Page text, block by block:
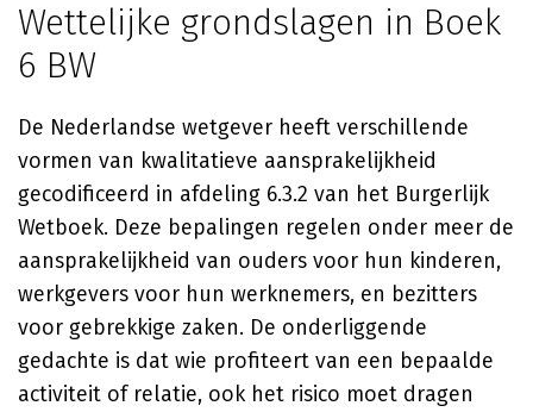
Wettelijke grondslagen in Boek
6 BW
De Nederlandse wetgever heeft verschillende
vormen van kwalitatieve aansprakelijkheid
gecodificeerd in afdeling 6.3.2 van het Burgerlijk
Wetboek. Deze bepalingen regelen onder meer de
aansprakelijkheid van ouders voor hun kinderen,
werkgevers voor hun werknemers, en bezitters
voor gebrekkige zaken. De onderliggende
gedachte is dat wie profiteert van een bepaalde
activiteit of relatie, ook het risico moet dragen